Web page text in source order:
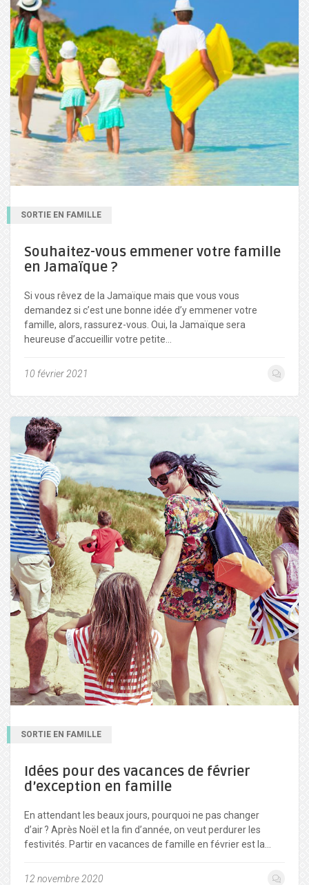
SORTIE EN FAMILLE
Souhaitez-vous emmener votre famille
en Jamaïque ?
Si vous rêvez de la Jamaïque mais que vous vous
demandez si c’est une bonne idée d’y emmener votre
famille, alors, rassurez-vous. Oui, la Jamaïque sera
heureuse d’accueillir votre petite…
10 février 2021
SORTIE EN FAMILLE
Idées pour des vacances de février
d’exception en famille
En attendant les beaux jours, pourquoi ne pas changer
d’air ? Après Noël et la fin d’année, on veut perdurer les
festivités. Partir en vacances de famille en février est la…
12 novembre 2020